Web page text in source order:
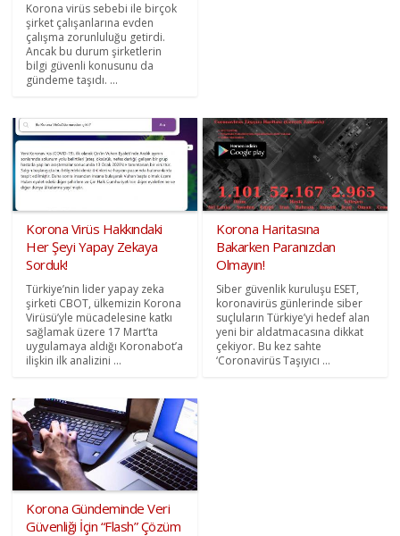
Korona virüs sebebi ile birçok
şirket çalışanlarına evden
çalışma zorunluluğu getirdi.
Ancak bu durum şirketlerin
bilgi güvenli konusunu da
gündeme taşıdı. ...
Korona Virüs Hakkındaki
Her Şeyi Yapay Zekaya
Sorduk!
Türkiye’nin lider yapay zeka
şirketi CBOT, ülkemizin Korona
Virüsü’yle mücadelesine katkı
sağlamak üzere 17 Mart’ta
uygulamaya aldığı Koronabot’a
ilişkin ilk analizini ...
Korona Haritasına
Bakarken Paranızdan
Olmayın!
Siber güvenlik kuruluşu ESET,
koronavirüs günlerinde siber
suçluların Türkiye’yi hedef alan
yeni bir aldatmacasına dikkat
çekiyor. Bu kez sahte
‘Coronavirüs Taşıyıcı ...
Korona Gündeminde Veri
Güvenliği İçin “Flash” Çözüm